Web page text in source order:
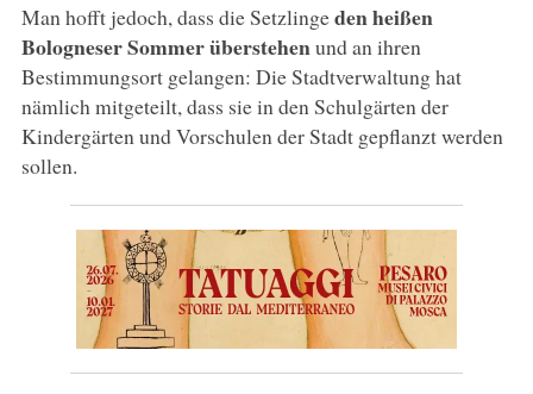
Man hofft jedoch, dass die Setzlingeden heißen
Bologneser Sommer überstehenund an ihren
Bestimmungsort gelangen: Die Stadtverwaltung hat
nämlich mitgeteilt, dass sie in den Schulgärten der
Kindergärten und Vorschulen der Stadt gepflanzt werden
sollen.